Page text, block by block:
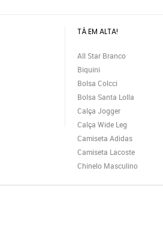
TÁ EM ALTA!
All Star Branco
Biquini
Bolsa Colcci
Bolsa Santa Lolla
Calça Jogger
Calça Wide Leg
Camiseta Adidas
Camiseta Lacoste
Chinelo Masculino